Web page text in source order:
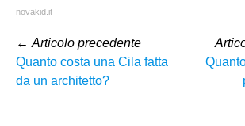
novakid.it
← Articolo precedente
Quanto costa una Cila fatta
da un architetto?